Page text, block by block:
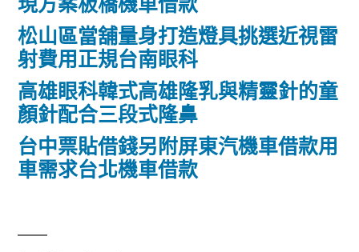
松山區當舖量身打造燈具挑選近視雷
射費用正規台南眼科
高雄眼科韓式高雄隆乳與精靈針的童
顏針配合三段式隆鼻
台中票貼借錢另附屏東汽機車借款用
車需求台北機車借款